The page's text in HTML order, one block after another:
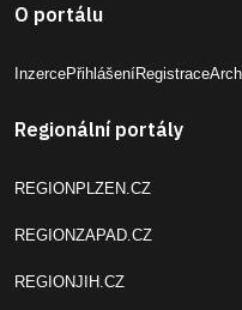
O portálu
InzercePřihlášeníRegistrace
Regionální portály
REGIONPLZEN.CZ
REGIONZAPAD.CZ
REGIONJIH.CZ